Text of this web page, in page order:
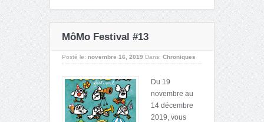
MôMo Festival #13
Posté le: novembre 16, 2019 Dans: Chroniques
Du 19
novembre au
14 décembre
2019, vous